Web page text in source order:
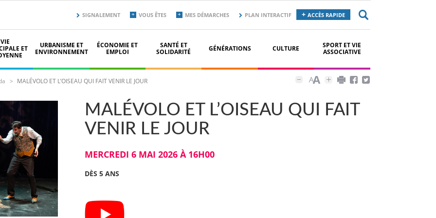
secondaire
top
SIGNALEMENT VOUS ÊTES MES DÉMARCHES PLAN INTERACTIF ACCÈS RAPIDE
VIE
ET
URBANISME ET
ENVIRONNEMENT
ÉCONOMIE ET
EMPLOI
SANTÉ ET
SOLIDARITÉ
GÉNÉRATIONS CULTURE
SPORT ET VIE
ASSOCIATIVE
MALÉVOLO ET L’OISEAU QUI FAIT VENIR LE JOUR
MALÉVOLO ET L’OISEAU QUI FAIT
VENIR LE JOUR
MERCREDI 6 MAI 2026 À 16H00
DÈS 5 ANS